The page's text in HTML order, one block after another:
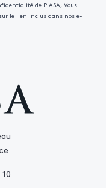
de PIASA, Vous
le lien inclus dans nos e-